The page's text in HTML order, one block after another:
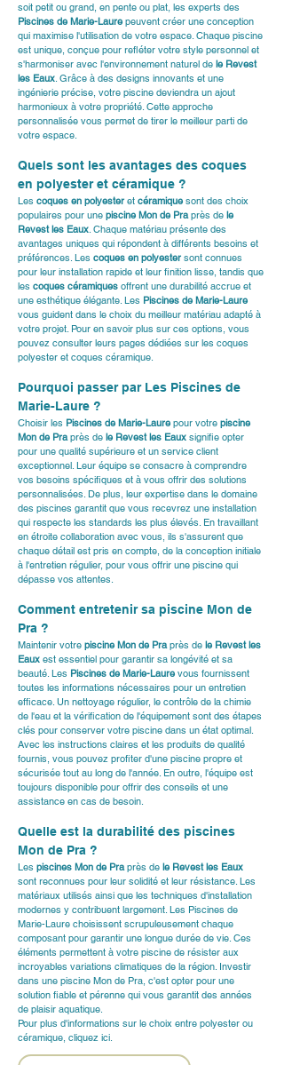
soit petit ou grand, en pente ou plat, les experts des
Piscines de Marie-Laure peuvent créer une conception
qui maximise l'utilisation de votre espace. Chaque piscine
est unique, conçue pour refléter votre style personnel et
s'harmoniser avec l'environnement naturel de le Revest
les Eaux. Grâce à des designs innovants et une
ingénierie précise, votre piscine deviendra un ajout
harmonieux à votre propriété. Cette approche
personnalisée vous permet de tirer le meilleur parti de
votre espace.
Quels sont les avantages des coques
en polyester et céramique ?
Les coques en polyester et céramique sont des choix
populaires pour une piscine Mon de Pra près de le
Revest les Eaux. Chaque matériau présente des
avantages uniques qui répondent à différents besoins et
préférences. Les coques en polyester sont connues
pour leur installation rapide et leur finition lisse, tandis que
les coques céramiques offrent une durabilité accrue et
une esthétique élégante. Les Piscines de Marie-Laure
vous guident dans le choix du meilleur matériau adapté à
votre projet. Pour en savoir plus sur ces options, vous
pouvez consulter leurs pages dédiées sur les coques
polyester et coques céramique.
Pourquoi passer par Les Piscines de
Marie-Laure ?
Choisir les Piscines de Marie-Laure pour votre piscine
Mon de Pra près de le Revest les Eaux signifie opter
pour une qualité supérieure et un service client
exceptionnel. Leur équipe se consacre à comprendre
vos besoins spécifiques et à vous offrir des solutions
personnalisées. De plus, leur expertise dans le domaine
des piscines garantit que vous recevrez une installation
qui respecte les standards les plus élevés. En travaillant
en étroite collaboration avec vous, ils s'assurent que
chaque détail est pris en compte, de la conception initiale
à l'entretien régulier, pour vous offrir une piscine qui
dépasse vos attentes.
Comment entretenir sa piscine Mon de
Pra ?
Maintenir votre piscine Mon de Pra près de le Revest les
Eaux est essentiel pour garantir sa longévité et sa
beauté. Les Piscines de Marie-Laure vous fournissent
toutes les informations nécessaires pour un entretien
efficace. Un nettoyage régulier, le contrôle de la chimie
de l'eau et la vérification de l'équipement sont des étapes
clés pour conserver votre piscine dans un état optimal.
Avec les instructions claires et les produits de qualité
fournis, vous pouvez profiter d'une piscine propre et
sécurisée tout au long de l'année. En outre, l'équipe est
toujours disponible pour offrir des conseils et une
assistance en cas de besoin.
Quelle est la durabilité des piscines
Mon de Pra ?
Les piscines Mon de Pra près de le Revest les Eaux
sont reconnues pour leur solidité et leur résistance. Les
matériaux utilisés ainsi que les techniques d'installation
modernes y contribuent largement. Les Piscines de
Marie-Laure choisissent scrupuleusement chaque
composant pour garantir une longue durée de vie. Ces
éléments permettent à votre piscine de résister aux
incroyables variations climatiques de la région. Investir
dans une piscine Mon de Pra, c'est opter pour une
solution fiable et pérenne qui vous garantit des années
de plaisir aquatique.
Pour plus d'informations sur le choix entre polyester ou
céramique, cliquez ici.